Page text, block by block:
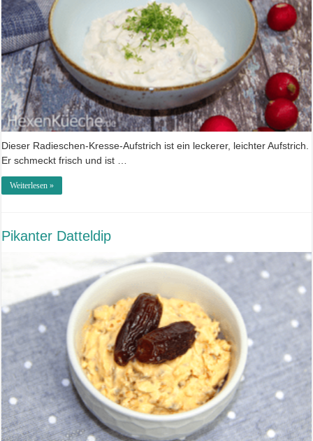
Dieser Radieschen-Kresse-Aufstrich ist ein leckerer, leichter Aufstrich.
Er schmeckt frisch und ist …
Weiterlesen »
Pikanter Datteldip